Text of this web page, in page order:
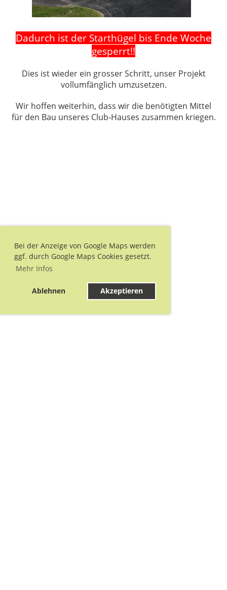
Bei der Anzeige von Google Maps werden
ggf. durch Google Maps Cookies gesetzt.
Mehr Infos
Ablehnen Akzeptieren
Dadurch ist der Starthügel bis Ende Woche
gesperrt!!
Dies ist wieder ein grosser Schritt, unser Projekt
vollumfänglich umzusetzen.
Wir hoffen weiterhin, dass wir die benötigten Mittel
für den Bau unseres Club-Hauses zusammen kriegen.